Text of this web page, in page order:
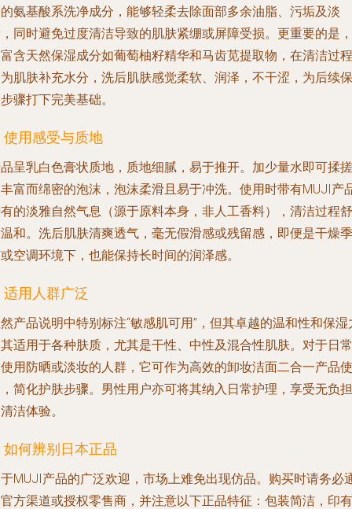
氨基酸系洗净成分，能够轻柔去除面部多余油脂、污垢及淡
同时避免过度清洁导致的肌肤紧绷或屏障受损。更重要的是，
含天然保湿成分如葡萄柚籽精华和马齿苋提取物，在清洁过程
肌肤补充水分，洗后肌肤感觉柔软、润泽，不干涩，为后续保
骤打下完美基础。
使用感受与质地
呈乳白色膏状质地，质地细腻，易于推开。加少量水即可揉搓
富而绵密的泡沫，泡沫柔滑且易于冲洗。使用时带有MUJI产
的淡雅自然气息（源于原料本身，非人工香料），清洁过程舒
和。洗后肌肤清爽透气，毫无假滑感或残留感，即便是干燥季
空调环境下，也能保持长时间的润泽感。
适用人群广泛
产品说明中特别标注“敏感肌可用”，但其卓越的温和性和保湿
适用于各种肤质，尤其是干性、中性及混合性肌肤。对于日常
用防晒或淡妆的人群，它可作为高效的卸妆洁面二合一产品使
简化护肤步骤。男性用户亦可将其纳入日常护理，享受无负担
洁体验。
如何辨别日本正品
MUJI产品的广泛欢迎，市场上难免出现仿品。购买时请务必
方渠道或授权零售商，并注意以下正品特征：包装简洁，印有